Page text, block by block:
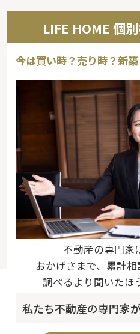
LIFE HOME 個
今は買い時？売り時？新
不動産の専門家
おかげさまで、累計
調べるより聞いたほ
私たち不動産の専門家